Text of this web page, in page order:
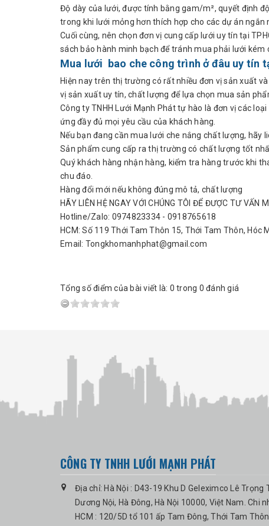
Độ dày của lưới, được tính bằng gam/m², quyết định
trong khi lưới mỏng hơn thích hợp cho các dự án ngắn
Cuối cùng, nên chọn đơn vị cung cấp lưới uy tín tại
sách bảo hành minh bạch để tránh mua phải lưới
Mua lưới bao che công trình ở đâu uy tín
Hiện nay trên thị trường có rất nhiều đơn vị sản xuất
vị sản xuất uy tín, chất lượng để lựa chọn mua sản
Công ty TNHH Lưới Mạnh Phát tự hào là đơn vị các
ứng đầy đủ mọi yêu cầu của khách hàng.
Nếu bạn đang cần mua lưới che nắng chất lượng, hãy
Sản phẩm cung cấp ra thị trường có chất lượng tốt
Quý khách hàng nhận hàng, kiểm tra hàng trước khi
chu đáo.
Hàng đổi mới nếu không đúng mô tả, chất lượng
HÃY LIÊN HỆ NGAY VỚI CHÚNG TÔI ĐỂ ĐƯỢC TƯ VẤN
Hotline/Zalo: 0974823334 - 0918765618
HCM: Số 119 Thới Tam Thôn 15, Thới Tam Thôn, Hóc
Email: Tongkhomanhphat@gmail.com
Tổng số điểm của bài viết là: 0 trong 0 đánh giá
CÔNG TY TNHH LƯỚI MẠNH PHÁT
Địa chỉ: Hà Nội : D43-19 Khu D Geleximco Lê Trọng
Dương Nội, Hà Đông, Hà Nội 10000, Việt Nam. Chi
HCM : 120/5D tổ 101 ấp Tam Đông, Thới Tam